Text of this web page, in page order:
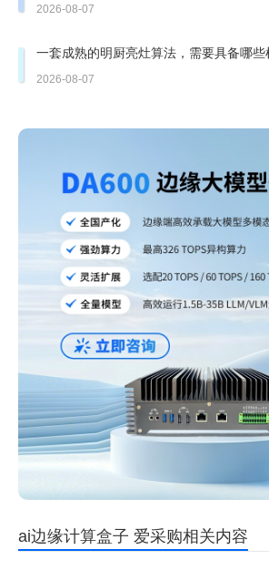
2026-08-07
一套成熟的明厨亮灶算法，需要具备哪些
2026-08-07
ai边缘计算盒子 爱采购相关内容